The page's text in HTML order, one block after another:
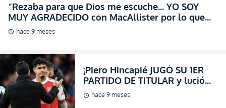
“Rezaba para que Dios me escuche… YO SOY
MUY AGRADECIDO con MacAllister por lo que
hizo por mí” (ENTREVISTA)
schedule hace 9 meses
¡Piero Hincapié JUGÓ SU 1ER
PARTIDO DE TITULAR y lució
como Emperador en la victoria
del Arsenal!
schedule hace 9 meses